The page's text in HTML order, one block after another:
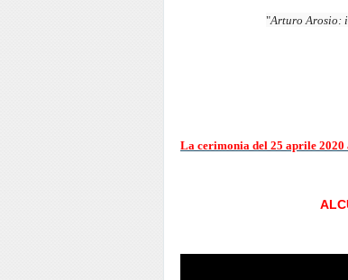
"Arturo Arosio:
La cerimonia del 25 aprile 2020